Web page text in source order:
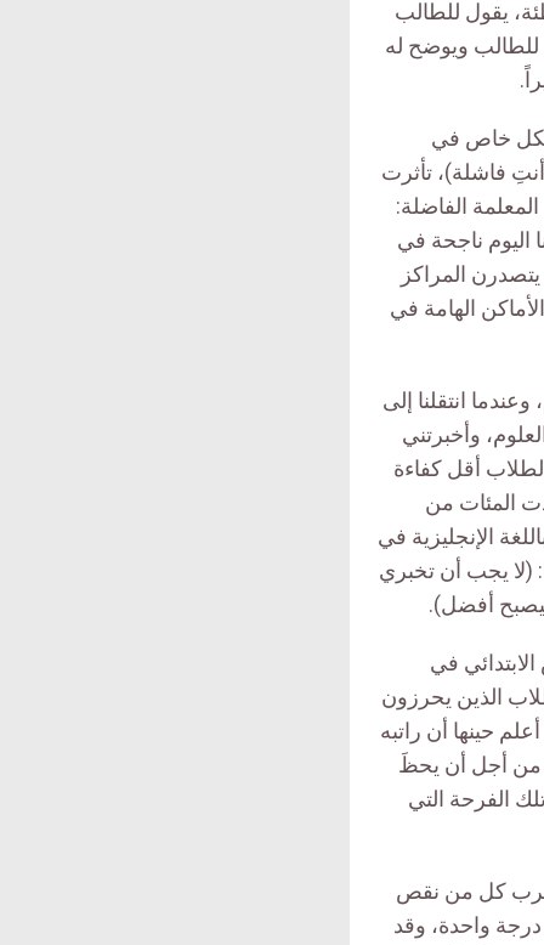
يقول للطالب
للطالب ويوضح له
خاص في
فاشلة)، تأثرت
الفاضلة:
اليوم ناجحة في
المراكز
الهامة في
انتقلنا إلى
وأخبرتني
لطلاب أقل كفاءة
المئات من
الإنجليزية في
(لا يجب أن تخبري
أفضل).
في
الذين يحرزون
أعلم حينها أن راتبه
من أجل أن يحظَ
الفرحة التي
١٩ من ٢٠ وكان الأستاذ يضرب كل من نقص
واحدة، وقد